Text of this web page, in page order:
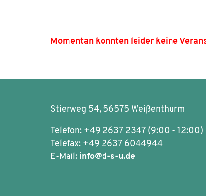
Momentan konnten leider keine
Stierweg 54, 56575 Weißenthurm
Telefon: +49 2637 2347 (9:00 - 12:00)
Telefax: +49 2637 6044944
E-Mail: info@d-s-u.de